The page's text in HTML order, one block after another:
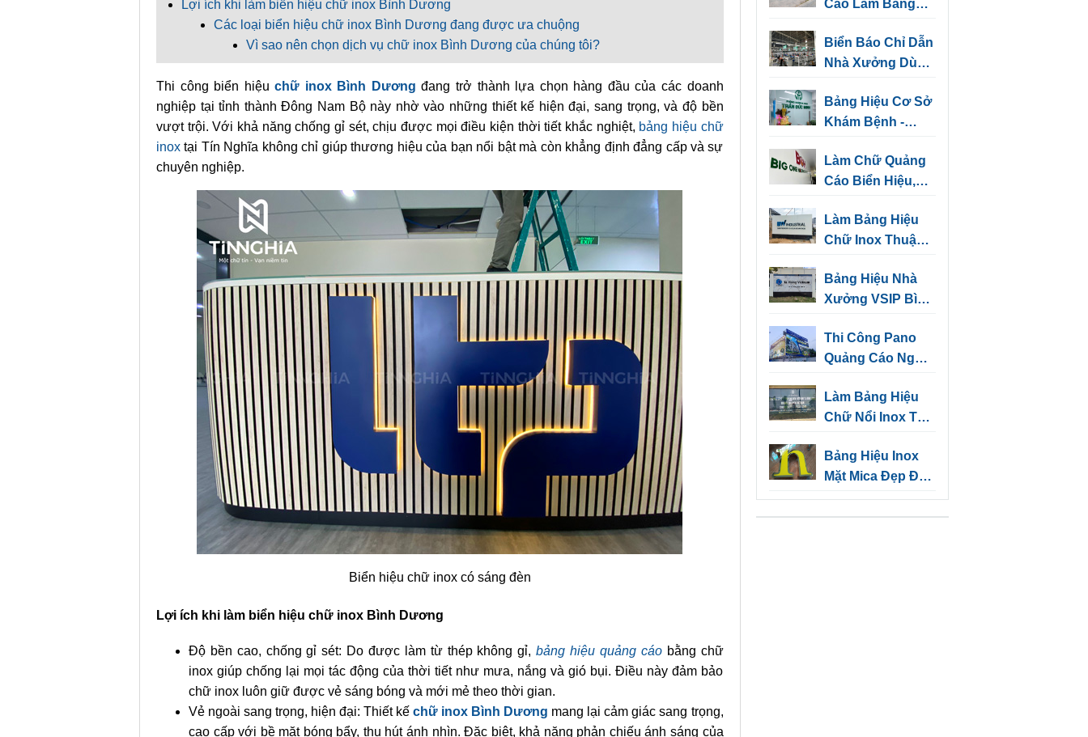
Lợi ích khi làm biển hiệu chữ inox Bình Dương
Các loại biển hiệu chữ inox Bình Dương đang được ưa chuộng
Vì sao nên chọn dịch vụ chữ inox Bình Dương của chúng tôi?
Thi công biển hiệuchữ inox Bình Dương đang trở thành lựa chọn hàng đầu của các doanh
nghiệp tại tỉnh thành Đông Nam Bộ này nhờ vào những thiết kế hiện đại, sang trọng, và độ bền
vượt trội. Với khả năng chống gỉ sét, chịu được mọi điều kiện thời tiết khắc nghiệt, bảng hiệu chữ
inox tại Tín Nghĩa không chỉ giúp thương hiệu của bạn nổi bật mà còn khẳng định đẳng cấp và sự
chuyên nghiệp.
Biển hiệu chữ inox có sáng đèn
Lợi ích khi làm biển hiệu chữ inox Bình Dương
Độ bền cao, chống gỉ sét: Do được làm từ thép không gỉ,bảng hiệu quảng cáobằng chữ
inox giúp chống lại mọi tác động của thời tiết như mưa, nắng và gió bụi. Điều này đảm bảo
chữ inox luôn giữ được vẻ sáng bóng và mới mẻ theo thời gian.
Vẻ ngoài sang trọng, hiện đại: Thiết kếchữ inox Bình Dương mang lại cảm giác sang trọng,
cao cấp với bề mặt bóng bẩy, thu hút ánh nhìn. Đặc biệt, khả năng phản chiếu ánh sáng của
Dương
Cáo Làm Bảng
Văn Phòng
Biển Báo Chỉ Dẫn
Nhà Xưởng Dùng
Hướng
Bảng Hiệu Cơ Sở
Khám Bệnh -
Kế Sang Trọng
Làm Chữ Quảng
Cáo Biển Hiệu,
Phòng
Làm Bảng Hiệu
Chữ Inox Thuận
Bảng Hiệu Nhà
Xưởng VSIP Bình
Hiệu Kho, Nhà
Máy
Thi Công Pano
Quảng Cáo Ngoài
Dương
Làm Bảng Hiệu
Chữ Nổi Inox Thủ
Cáo Tín Nghĩa
Bảng Hiệu Inox
Mặt Mica Đẹp Độc
Đáo Cho Kinh
Doanh